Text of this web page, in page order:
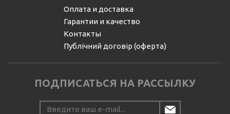
Оплата и доставка
Гарантии и качество
Контакты
Публічний договір (оферта)
ПОДПИСАТЬСЯ НА РАССЫЛКУ